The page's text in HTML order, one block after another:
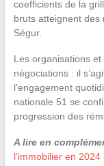
coefficients de la
bruts atteignent des
Ségur.
Les organisations
négociations : il
l’engagement
nationale 51 se
progression des
A lire en
l'immobilier en